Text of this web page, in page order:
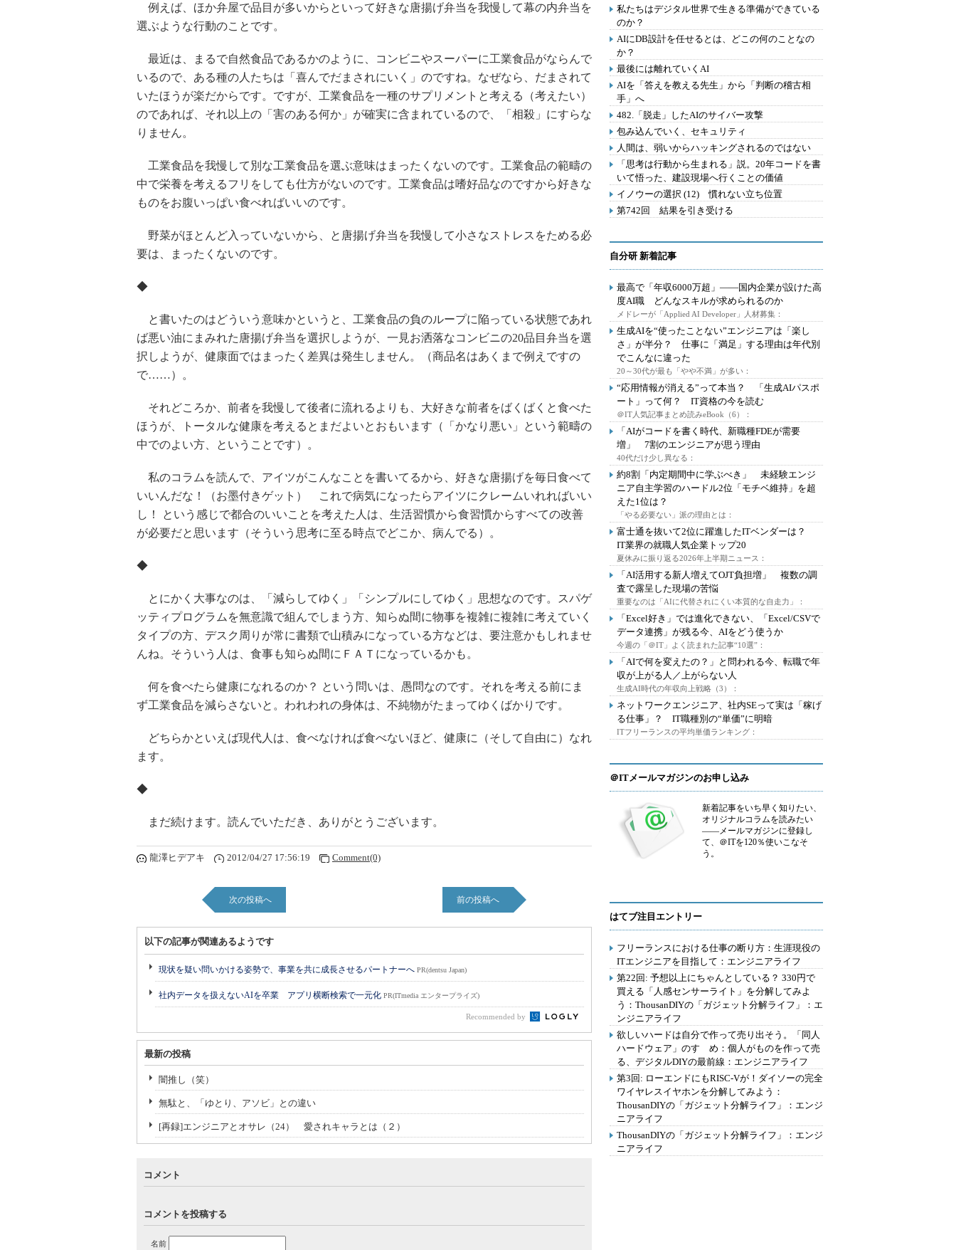
例えば、ほか弁屋で品目が多いからといって好きな唐揚げ弁当を我慢して幕の内弁当を
選ぶような行動のことです。
最近は、まるで自然食品であるかのように、コンビニやスーパーに工業食品がならんで
いるので、ある種の人たちは「喜んでだまされにいく」のですね。なぜなら、だまされて
いたほうが楽だからです。ですが、工業食品を一種のサプリメントと考える（考えたい）
のであれば、それ以上の「害のある何か」が確実に含まれているので、「相殺」にすらな
りません。
工業食品を我慢して別な工業食品を選ぶ意味はまったくないのです。工業食品の範疇の
中で栄養を考えるフリをしても仕方がないのです。工業食品は嗜好品なのですから好きな
ものをお腹いっぱい食べればいいのです。
野菜がほとんど入っていないから、と唐揚げ弁当を我慢して小さなストレスをためる必
要は、まったくないのです。
◆
と書いたのはどういう意味かというと、工業食品の負のループに陥っている状態であれ
ば悪い油にまみれた唐揚げ弁当を選択しようが、一見お洒落なコンビニの20品目弁当を選
択しようが、健康面ではまったく差異は発生しません。（商品名はあくまで例えですの
で……）。
それどころか、前者を我慢して後者に流れるよりも、大好きな前者をばくばくと食べた
ほうが、トータルな健康を考えるとまだよいとおもいます（「かなり悪い」という範疇の
中でのよい方、ということです）。
私のコラムを読んで、アイツがこんなことを書いてるから、好きな唐揚げを毎日食べて
いいんだな！（お墨付きゲット） これで病気になったらアイツにクレームいれればいい
し！ という感じで都合のいいことを考えた人は、生活習慣から食習慣からすべての改善
が必要だと思います（そういう思考に至る時点でどこか、病んでる）。
◆
とにかく大事なのは、「減らしてゆく」「シンプルにしてゆく」思想なのです。スパゲ
ッティプログラムを無意識で組んでしまう方、知らぬ間に物事を複雑に複雑に考えていく
タイプの方、デスク周りが常に書類で山積みになっている方などは、要注意かもしれませ
んね。そういう人は、食事も知らぬ間にＦＡＴになっているかも。
何を食べたら健康になれるのか？ という問いは、愚問なのです。それを考える前にま
ず工業食品を減らさないと。われわれの身体は、不純物がたまってゆくばかりです。
どちらかといえば現代人は、食べなければ食べないほど、健康に（そして自由に）なれ
ます。
◆
まだ続けます。読んでいただき、ありがとうございます。
龍澤ヒデアキ 2012/04/27 17:56:19 Comment(0)
次の投稿へ 前の投稿へ
以下の記事が関連あるようです
現状を疑い問いかける姿勢で、事業を共に成長させるパートナーへ PR(dentsu Japan)
社内データを扱えないAIを卒業 アプリ横断検索で一元化 PR(ITmedia エンタープライズ)
Recommended by
最新の投稿
闇推し（笑）
無駄と、「ゆとり、アソビ」との違い
[再録]エンジニアとオサレ（24） 愛されキャラとは（２）
コメント
コメントを投稿する
名前
私たちはデジタル世界で生きる準備ができている
のか？
AIにDB設計を任せるとは、どこの何のことなの
か？
最後には離れていくAI
AIを「答えを教える先生」から「判断の稽古相
手」へ
482.「脱走」したAIのサイバー攻撃
包み込んでいく、セキュリティ
人間は、弱いからハッキングされるのではない
「思考は行動から生まれる」説。20年コードを書
いて悟った、建設現場へ行くことの価値
イノウーの選択 (12) 慣れない立ち位置
第742回 結果を引き受ける
自分研 新着記事
最高で「年収6000万超」――国内企業が設けた高
度AI職 どんなスキルが求められるのか
メドレーが「Applied AI Developer」人材募集：
生成AIを“使ったことない”エンジニアは「楽し
さ」が半分？ 仕事に「満足」する理由は年代別
でこんなに違った
20～30代が最も「やや不満」が多い：
“応用情報が消える”って本当？ 「生成AIパスポ
ート」って何？ IT資格の今を読む
＠IT人気記事まとめ読みeBook（6）：
「AIがコードを書く時代、新職種FDEが需要
増」 7割のエンジニアが思う理由
40代だけ少し異なる：
約8割「内定期間中に学ぶべき」 未経験エンジ
ニア自主学習のハードル2位「モチベ維持」を超
えた1位は？
「やる必要ない」派の理由とは：
富士通を抜いて2位に躍進したITベンダーは？
IT業界の就職人気企業トップ20
夏休みに振り返る2026年上半期ニュース：
「AI活用する新人増えてOJT負担増」 複数の調
査で露呈した現場の苦悩
重要なのは「AIに代替されにくい本質的な自走力」：
「Excel好き」では進化できない、「Excel/CSVで
データ連携」が残る今、AIをどう使うか
今週の「＠IT」よく読まれた記事“10選”：
「AIで何を変えたの？」と問われる今、転職で年
収が上がる人／上がらない人
生成AI時代の年収向上戦略（3）：
ネットワークエンジニア、社内SEって実は「稼げ
る仕事」？ IT職種別の“単価”に明暗
ITフリーランスの平均単価ランキング：
＠ITメールマガジンのお申し込み
新着記事をいち早く知りたい、
オリジナルコラムを読みたい
――メールマガジンに登録し
て、＠ITを120％使いこなそ
う。
はてブ注目エントリー
フリーランスにおける仕事の断り方：生涯現役の
ITエンジニアを目指して：エンジニアライフ
第22回: 予想以上にちゃんとしている？ 330円で
買える「人感センサーライト」を分解してみよ
う：ThousanDIYの「ガジェット分解ライフ」：エ
ンジニアライフ
欲しいハードは自分で作って売り出そう。「同人
ハードウェア」のすゝめ：個人がものを作って売
る、デジタルDIYの最前線：エンジニアライフ
第3回: ローエンドにもRISC-Vが！ダイソーの完全
ワイヤレスイヤホンを分解してみよう：
ThousanDIYの「ガジェット分解ライフ」：エンジ
ニアライフ
ThousanDIYの「ガジェット分解ライフ」：エンジ
ニアライフ